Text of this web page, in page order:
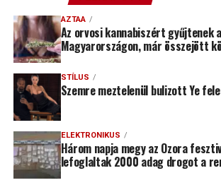
AZTAA
Az orvosi kannabiszért gyűjtenek
Magyarországon, már összejött
STÍLUS
Szemre meztelenül bulizott Ye
ELEKTRONIKUS
Három napja megy az Ozora
lefoglaltak 2000 adag drogot a